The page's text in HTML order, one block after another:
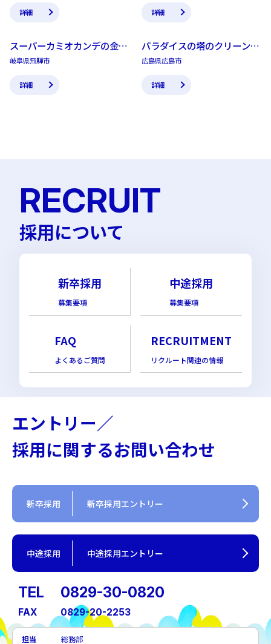
詳細 詳細
スーパーカミオカンデの金属
表面処理
岐阜県飛騨市
詳細
パラダイスの塔のクリーンナ
ップ
広島県広島市
詳細
RECRUIT
採用について
新卒採用
募集要項
中途採用
募集要項
FAQ
よくあるご質問
RECRUITMENT
リクルート関連の情報
エントリー／
採用に関するお問い合わせ
新卒採用 新卒採用エントリー
中途採用 中途採用エントリー
TEL 0829-30-0820
FAX 0829-20-2253
担当 総務部